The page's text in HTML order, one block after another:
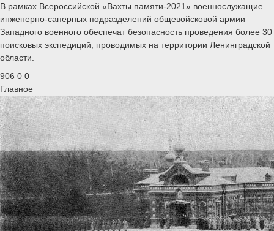
В рамках Всероссийской «Вахты памяти-2021» военнослужащие
инженерно-саперных подразделений общевойсковой армии
Западного военного обеспечат безопасность проведения более 30
поисковых экспедиций, проводимых на территории Ленинградской
области.
906 0 0
Главное